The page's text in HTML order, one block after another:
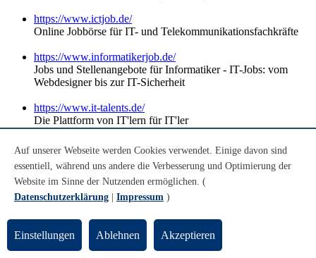
https://www.ictjob.de/
Online Jobbörse für IT- und Telekommunikationsfachkräfte
https://www.informatikerjob.de/
Jobs und Stellenangebote für Informatiker - IT-Jobs: vom
Webdesigner bis zur IT-Sicherheit
https://www.it-talents.de/
Die Plattform von IT'lern für IT'ler
https://it-entwickler-jobs.de/
Stellenangebote im Bereich IT Entwicklung und
Programmierung
https://it-jobs.de/
https://www.it-jobs.net/
Stellenbörse für IT-Jobs
Auf unserer Webseite werden Cookies verwendet. Einige davon sind
essentiell, während uns andere die Verbesserung und Optimierung der
Website im Sinne der Nutzenden ermöglichen. (
Datenschutzerklärung
Impressum )
Einstellungen Ablehnen Akzeptieren